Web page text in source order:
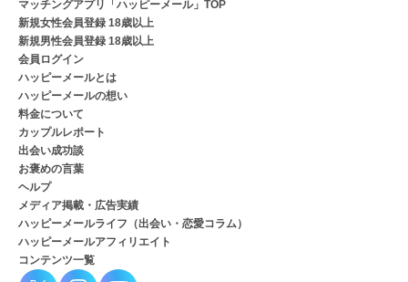
マッチングアプリ「ハッピーメール」TOP
新規女性会員登録 18歳以上
新規男性会員登録 18歳以上
会員ログイン
ハッピーメールとは
ハッピーメールの想い
料金について
カップルレポート
出会い成功談
お褒めの言葉
ヘルプ
メディア掲載・広告実績
ハッピーメールライフ（出会い・恋愛コラム）
ハッピーメールアフィリエイト
コンテンツ一覧